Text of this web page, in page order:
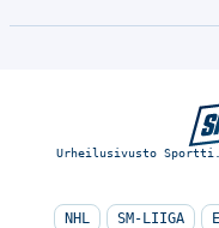
Urheilusivusto
NHL SM-LIIGA